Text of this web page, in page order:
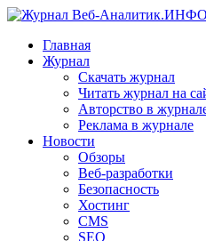
Главная
Журнал
Скачать журнал
Читать журнал на
Авторство в
Реклама в журнале
Новости
Обзоры
Веб-разработки
Безопасность
Хостинг
CMS
SEO